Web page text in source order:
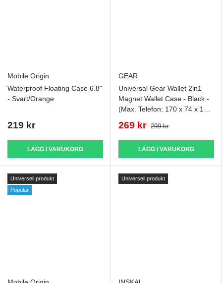
Mobile Origin
Waterproof Floating Case 6.8"
- Svart/Orange
219 kr
LÄGG I VARUKORG
GEAR
Universal Gear Wallet 2in1
Magnet Wallet Case - Black -
(Max. Telefon: 170 x 74 x 18
269 kr 299 kr
LÄGG I VARUKORG
Universell produkt
Popular
Universell produkt